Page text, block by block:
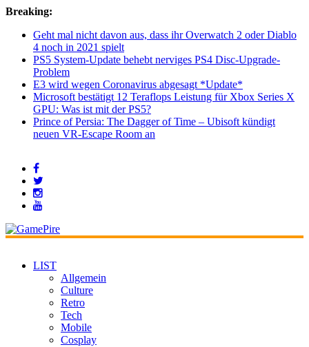
Breaking:
Geht mal nicht davon aus, dass ihr Overwatch 2 oder Diablo
4 noch in 2021 spielt
PS5 System-Update behebt nerviges PS4 Disc-Upgrade-
Problem
E3 wird wegen Coronavirus abgesagt *Update*
Microsoft bestätigt 12 Teraflops Leistung für Xbox Series X
GPU: Was ist mit der PS5?
Prince of Persia: The Dagger of Time – Ubisoft kündigt
neuen VR-Escape Room an
LIST
Allgemein
Culture
Retro
Tech
Mobile
Cosplay